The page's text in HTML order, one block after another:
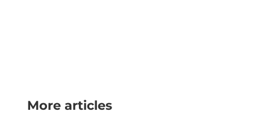
More articles